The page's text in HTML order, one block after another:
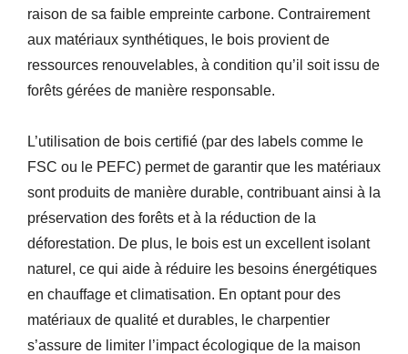
raison de sa faible empreinte carbone. Contrairement
aux matériaux synthétiques, le bois provient de
ressources renouvelables, à condition qu’il soit issu de
forêts gérées de manière responsable.
L’utilisation de bois certifié (par des labels comme le
FSC ou le PEFC) permet de garantir que les matériaux
sont produits de manière durable, contribuant ainsi à la
préservation des forêts et à la réduction de la
déforestation. De plus, le bois est un excellent isolant
naturel, ce qui aide à réduire les besoins énergétiques
en chauffage et climatisation. En optant pour des
matériaux de qualité et durables, le charpentier
s’assure de limiter l’impact écologique de la maison